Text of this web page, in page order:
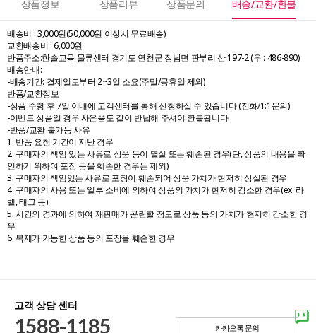
상품정보 상품리뷰 상품문의 배송/교환/환불
배송비 : 3,000원(50,000원 이상시 무료배송)
교환배송비 : 6,000원
반품주소:한솔교육 물류센터 경기도 연천군 장남면 판부리 산 197-2 (우 : 486-890)
배송안내:
-배송기간: 결제일로부터 2~3일 소요(주말/공휴일 제외)
반품/교환정보
-상품 수령 후 7일 이내에 고객센터를 통해 신청하실 수 있습니다 (전화/1:1문의)
-이벤트 상품일 경우 사은품도 같이 반납해 주셔야 환불됩니다.
-반품/교환 불가능 사유
1. 반품 요청 기간이 지난 경우
2. 구매자의 책임 있는 사유로 상품 등이 멸실 또는 훼손된 경우(단, 상품의 내용을 확
인하기 위하여 포장 등을 훼손한 경우는 제외)
3. 구매자의 책임있는 사유로 포장이 훼손되어 상품 가치가 현저히 상실된 경우
4. 구매자의 사용 또는 일부 소비에 의하여 상품의 가치가 현저히 감소한 경우(ex. 라
벨, 태그 등)
5. 시간의 경과에 의하여 재판매가 곤란할 정도로 상품 등의 가치가 현저히 감소한 경
우
6. 복제가 가능한 상품 등의 포장을 훼손한 경우
고객 상담 센터
1588-1185 카카오톡 문의